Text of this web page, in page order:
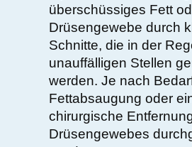
überschüssiges Fett
Drüsengewebe durch
Schnitte, die in der
unauffälligen Stellen
werden. Je nach
Fettabsaugung oder
chirurgische
Drüsengewebes